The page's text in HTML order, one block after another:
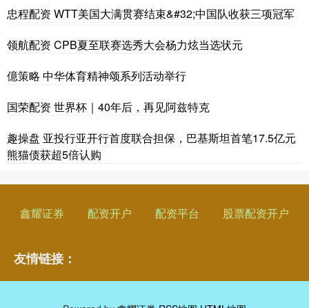
忠程配资 WTT美国大满贯赛结束&#32;中国队收获三项冠军
领航配资 CPB夏至联赛选秀大会杨力炫当选状元
億策略 中华体育精神颂系列活动举行
国荣配资 世界杯｜40年后，再见阿兹特克
趣操盘 亚投行亚开行首度联合担保，巴基斯坦首笔17.5亿元
熊猫债获超5倍认购
鑫耀证券 配资开户 配资平台 股票配资开户
友情链接：